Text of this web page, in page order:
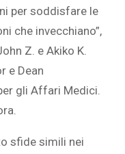
per soddisfare le
che invecchiano”,
Z. e Akiko K.
e Dean
gli Affari Medici.
sfide simili nei